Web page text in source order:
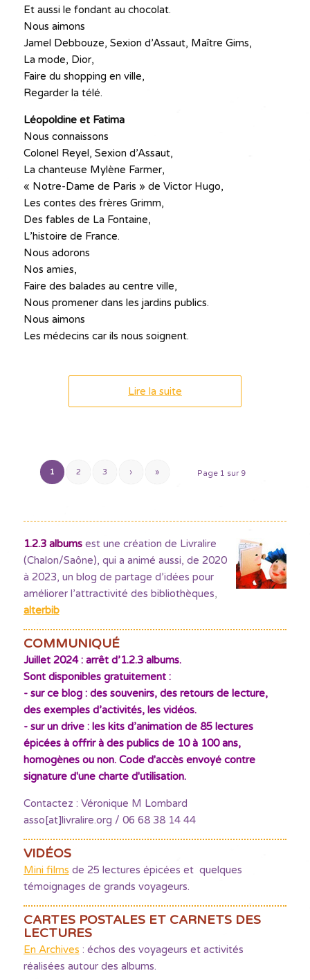
Et aussi le fondant au chocolat.
Nous aimons
Jamel Debbouze, Sexion d’Assaut, Maître Gims,
La mode, Dior,
Faire du shopping en ville,
Regarder la télé.
Léopoldine et Fatima
Nous connaissons
Colonel Reyel, Sexion d’Assaut,
La chanteuse Mylène Farmer,
« Notre-Dame de Paris » de Victor Hugo,
Les contes des frères Grimm,
Des fables de La Fontaine,
L’histoire de France.
Nous adorons
Nos amies,
Faire des balades au centre ville,
Nous promener dans les jardins publics.
Nous aimons
Les médecins car ils nous soignent.
Lire la suite
Page 1 sur 9
1 2 3 › »
1.2.3 albumsest une création de Livralire
(Chalon/Saône), qui a animé aussi, de 2020
à 2023, un blog de partage d’idées pour
améliorer l’attractivité des bibliothèques,
alterbib
COMMUNIQUÉ
Juillet 2024 : arrêt d’1.2.3 albums.
Sont disponibles gratuitement :
- sur ce blog : des souvenirs, des retours de lecture,
des exemples d’activités, les vidéos.
- sur un drive : les kits d’animation de 85 lectures
épicées à offrir à des publics de 10 à 100 ans,
homogènes ou non. Code d'accès envoyé contre
signature d'une charte d'utilisation.
Contactez : Véronique M Lombard
asso[at]livralire.org / 06 68 38 14 44
VIDÉOS
Mini films de 25 lectures épicées et quelques
témoignages de grands voyageurs.
CARTES POSTALES ET CARNETS DES
LECTURES
En Archives : échos des voyageurs et activités
réalisées autour des albums.